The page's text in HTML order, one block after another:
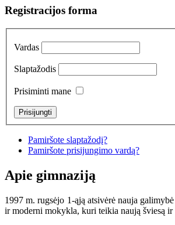
Registracijos forma
Vardas
Slaptažodis
Prisiminti mane
Pamiršote slaptažodį?
Pamiršote prisijungimo vardą?
Apie gimnaziją
1997 m. rugsėjo 1-ąją atsivėrė nauja
ir moderni mokykla, kuri teikia naują šviesą